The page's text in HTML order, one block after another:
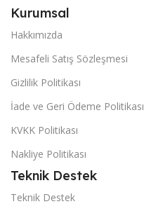
Kurumsal
Hakkımızda
Mesafeli Satış Sözleşmesi
Gizlilik Politikası
İade ve Geri Ödeme Politikası
KVKK Politikası
Nakliye Politikası
Teknik Destek
Teknik Destek